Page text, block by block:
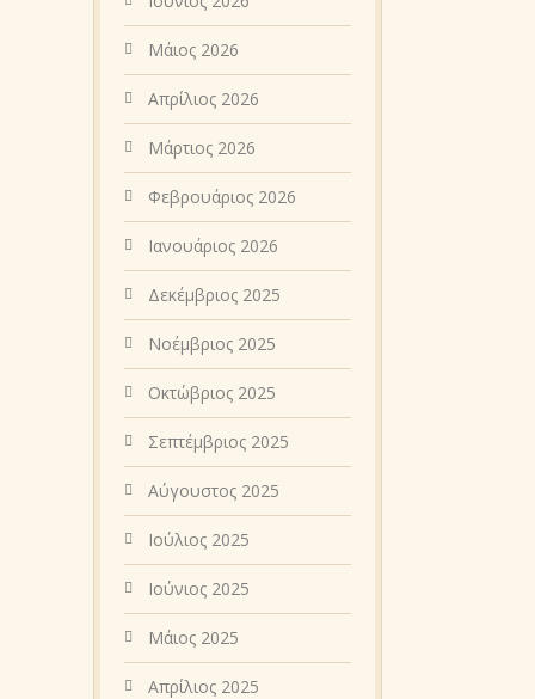
Μάιος 2026
Απρίλιος 2026
Μάρτιος 2026
Φεβρουάριος 2026
Ιανουάριος 2026
Δεκέμβριος 2025
Νοέμβριος 2025
Οκτώβριος 2025
Σεπτέμβριος 2025
Αύγουστος 2025
Ιούλιος 2025
Ιούνιος 2025
Μάιος 2025
Απρίλιος 2025